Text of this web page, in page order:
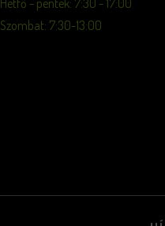
Hétfő - péntek: 7:30 - 17:00
Szombat: 7:30-13:00